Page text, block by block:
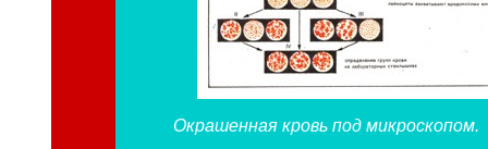
Окрашенная кровь под микроскопом.